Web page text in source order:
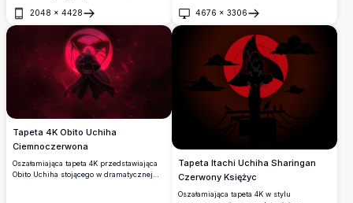
Bram w Naruto. Zawiera dynamiczną
mroczną energię, zniszczony bitwą
zielony kombinezon oraz pozycję bojową
taijutsu z oszałamiającymi detalami w
wysokiej rozdzielczości.
2048 × 4428
Otwórz
4676 × 3306
Otwórz
Tapeta 4K Obito Uchiha
Ciemnoczerwona
Oszałamiająca tapeta 4K przedstawiająca
Obito Uchiha stojącego w dramatycznej
Tapeta Itachi Uchiha Sharingan
Czerwony Księżyc
Oszałamiająca tapeta 4K w stylu